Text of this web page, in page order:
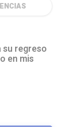
regreso
en mis